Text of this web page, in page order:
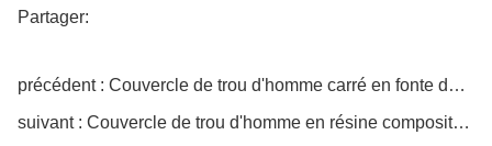
Partager:
précédent : Couvercle de trou d'homme carré en fonte de vente chaude
suivant : Couvercle de trou d'homme en résine composite de haute qualité